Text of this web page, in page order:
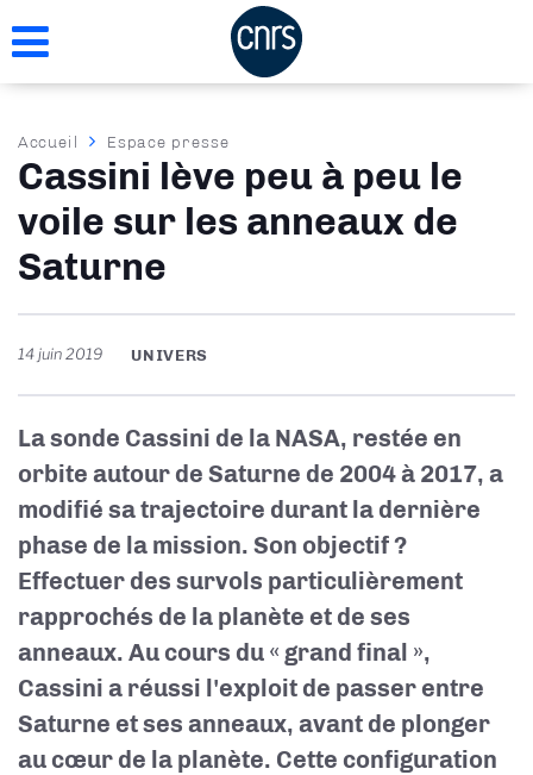
au
Fil
d'Ariane
Accueil Espace presse
Cassini lève peu à peu le
voile sur les anneaux de
Saturne
14 juin 2019 UNIVERS
La sonde Cassini de la NASA, restée en
orbite autour de Saturne de 2004 à 2017, a
modifié sa trajectoire durant la dernière
phase de la mission. Son objectif ?
Effectuer des survols particulièrement
rapprochés de la planète et de ses
anneaux. Au cours du « grand final »,
Cassini a réussi l'exploit de passer entre
Saturne et ses anneaux, avant de plonger
au cœur de la planète. Cette configuration